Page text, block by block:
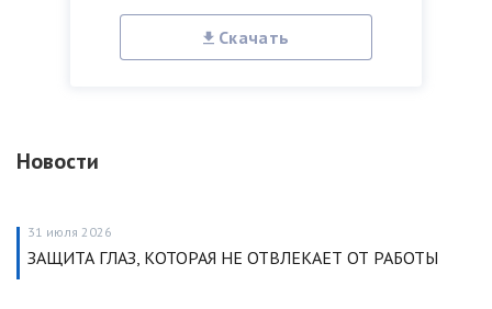
Скачать
Новости
31 июля 2026
ЗАЩИТА ГЛАЗ, КОТОРАЯ НЕ ОТВЛЕКАЕТ ОТ РАБОТЫ